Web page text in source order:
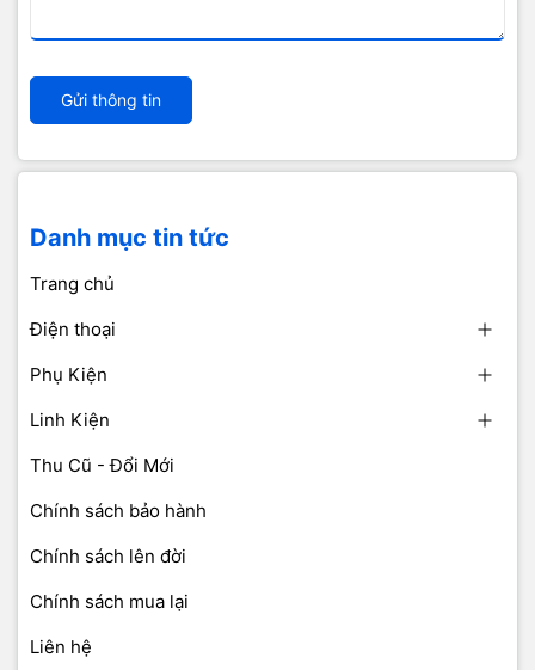
Gửi thông tin
Danh mục tin tức
Trang chủ
Điện thoại
Phụ Kiện
Linh Kiện
Thu Cũ - Đổi Mới
Chính sách bảo hành
Chính sách lên đời
Chính sách mua lại
Liên hệ